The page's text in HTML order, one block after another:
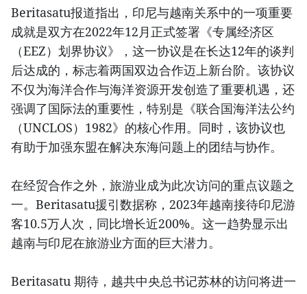
Beritasatu报道指出，印尼与越南关系中的一项重要
成就是双方在2022年12月正式签署《专属经济区
（EEZ）划界协议》，这一协议是在长达12年的谈判
后达成的，标志着两国双边合作迈上新台阶。该协议
不仅为海洋合作与海洋资源开发创造了重要机遇，还
强调了国际法的重要性，特别是《联合国海洋法公约
（UNCLOS）1982》的核心作用。同时，该协议也
有助于加强东盟在解决东海问题上的团结与协作。
在经贸合作之外，旅游业成为此次访问的重点议题之
一。Beritasatu援引数据称，2023年越南接待印尼游
客10.5万人次，同比增长近200%。这一趋势显示出
越南与印尼在旅游业方面的巨大潜力。
Beritasatu 期待，越共中央总书记苏林的访问将进一